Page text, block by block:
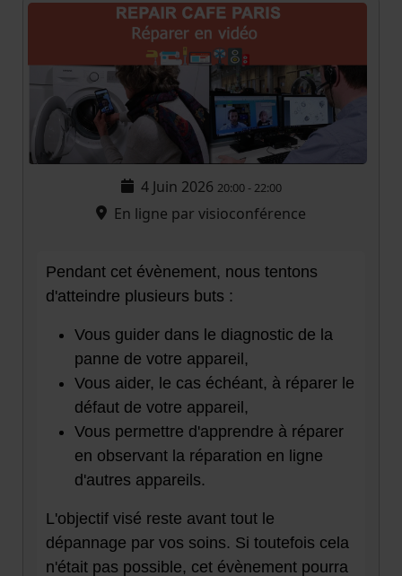
4 Juin 2026 20:00- 22:00
En ligne par visioconférence
Pendant cet évènement, nous tentons
d'atteindre plusieurs buts :
Vous guider dans le diagnostic de la
panne de votre appareil,
Vous aider, le cas échéant, à réparer le
défaut de votre appareil,
Vous permettre d'apprendre à réparer
en observant la réparation en ligne
d'autres appareils.
L'objectif visé reste avant tout le
dépannage par vos soins. Si toutefois cela
n'était pas possible, cet évènement pourra